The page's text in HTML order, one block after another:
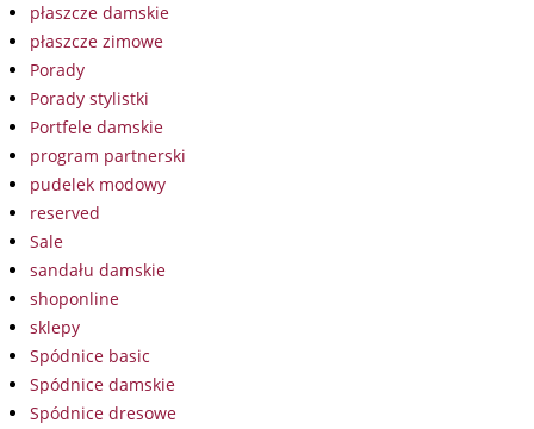
płaszcze damskie
płaszcze zimowe
Porady
Porady stylistki
Portfele damskie
program partnerski
pudelek modowy
reserved
Sale
sandału damskie
shoponline
sklepy
Spódnice basic
Spódnice damskie
Spódnice dresowe